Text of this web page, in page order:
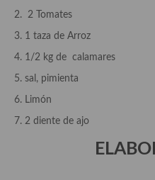
Aperitivos
2. 2 Tomates
3. 1 taza de Arroz
4. 1/2 kg de calamares
5. sal, pimienta
6. Limón
7. 2 diente de ajo